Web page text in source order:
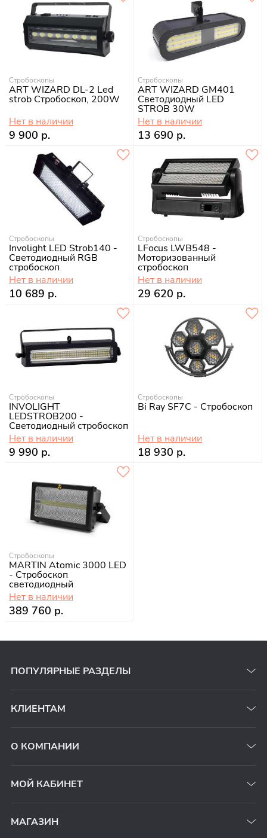
Стробоскопы
ART WIZARD DL-2 Led
strob Стробоскоп, 200W
Нет в наличии
9 900 р.
Стробоскопы
ART WIZARD GM401
Светодиодный LED
STROB 30W
Нет в наличии
13 690 р.
Стробоскопы
Involight LED Strob140 -
Светодиодный RGB
стробоскоп
Нет в наличии
10 689 р.
Стробоскопы
LFocus LWB548 -
Моторизованный
стробоскоп
Нет в наличии
29 620 р.
Стробоскопы
INVOLIGHT
LEDSTROB200 -
Светодиодный стробоскоп
Нет в наличии
9 990 р.
Стробоскопы
Bi Ray SF7C - Стробоскоп
Нет в наличии
18 930 р.
Стробоскопы
MARTIN Atomic 3000 LED
- Стробоскоп
светодиодный
Нет в наличии
389 760 р.
ПОПУЛЯРНЫЕ РАЗДЕЛЫ
КЛИЕНТАМ
О КОМПАНИИ
МОЙ КАБИНЕТ
МАГАЗИН